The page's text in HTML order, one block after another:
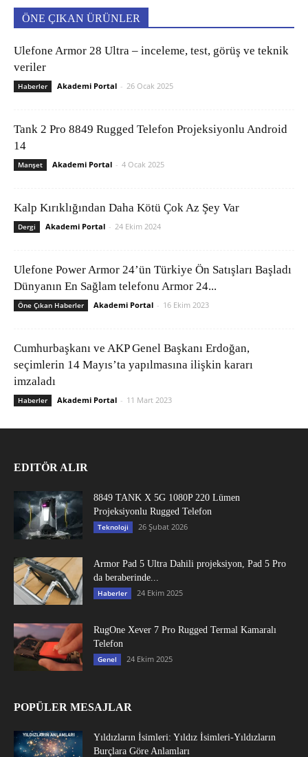
ÖNE ÇIKAN ÜRÜNLER
Ulefone Armor 28 Ultra – inceleme, test, görüş ve teknik
veriler
Haberler Akademi Portal - 26 Ocak 2025
Tank 2 Pro 8849 Rugged Telefon Projeksiyonlu Android
14
Manşet Akademi Portal - 4 Ocak 2025
Kalp Kırıklığından Daha Kötü Çok Az Şey Var
Dergi Akademi Portal - 24 Ekim 2024
Ulefone Power Armor 24’ün Türkiye Ön Satışları Başladı
Dünyanın En Sağlam telefonu Armor 24...
Öne Çıkan Haberler Akademi Portal - 16 Ekim 2023
Cumhurbaşkanı ve AKP Genel Başkanı Erdoğan,
seçimlerin 14 Mayıs’ta yapılmasına ilişkin kararı
imzaladı
Haberler Akademi Portal - 11 Mart 2023
EDITÖR ALIR
8849 TANK X 5G 1080P 220 Lümen
Projeksiyonlu Rugged Telefon
Teknoloji 26 Şubat 2026
Armor Pad 5 Ultra Dahili projeksiyon, Pad 5 Pro
da beraberinde...
Haberler 24 Ekim 2025
RugOne Xever 7 Pro Rugged Termal Kamaralı
Telefon
Genel 24 Ekim 2025
POPÜLER MESAJLAR
Yıldızların İsimleri: Yıldız İsimleri-Yıldızların
Burçlara Göre Anlamları